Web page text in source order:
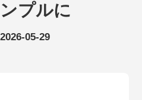
プルに
05-29